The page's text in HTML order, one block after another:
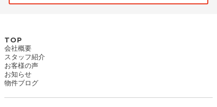
TOP
会社概要
スタッフ紹介
お客様の声
お知らせ
物件ブログ